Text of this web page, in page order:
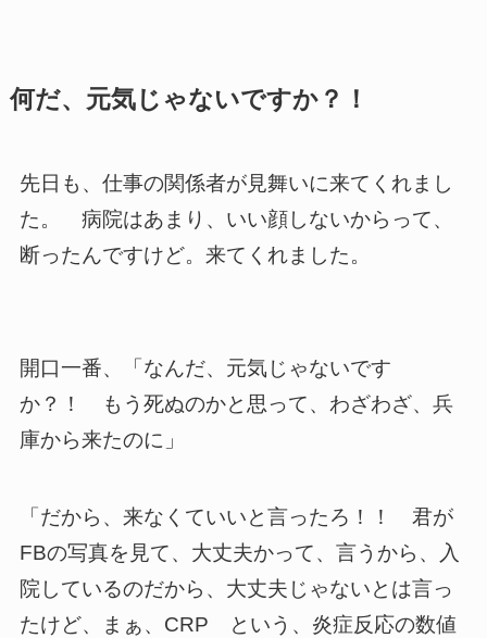
何だ、元気じゃないですか？！
先日も、仕事の関係者が見舞いに来てくれまし
た。 病院はあまり、いい顔しないからって、
断ったんですけど。来てくれました。
開口一番、「なんだ、元気じゃないです
か？！ もう死ぬのかと思って、わざわざ、兵
庫から来たのに」
「だから、来なくていいと言ったろ！！ 君が
FBの写真を見て、大丈夫かって、言うから、入
院しているのだから、大丈夫じゃないとは言っ
たけど、まぁ、CRP という、炎症反応の数値